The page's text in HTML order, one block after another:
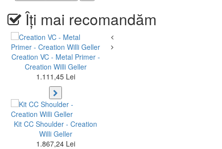
Îți mai recomandăm
Creation VC - Metal Primer -
Creation Willi Geller
1.111,45 Lei
Kit CC Shoulder - Creation
Willi Geller
1.867,24 Lei